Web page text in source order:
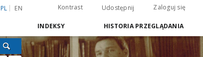
PL EN Kontrast Udostępnij Zaloguj się
INDEKSY HISTORIA PRZEGLĄDANIA